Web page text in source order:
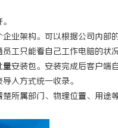
业架构。可以根据公司内部
工只能看自己工作电脑的状况
安装包。安装完成后客户端
入方式统一收录。
所属部门、物理位置、用途